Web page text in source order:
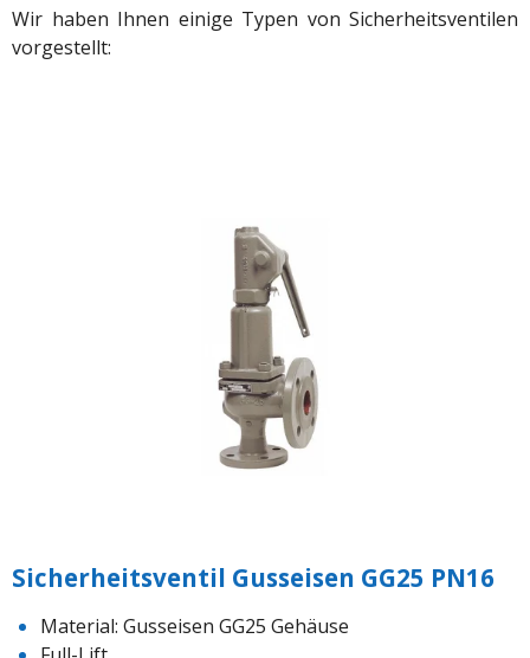
Wir haben Ihnen einige Typen von Sicherheitsventilen
vorgestellt:
Sicherheitsventil Gusseisen GG25 PN16
Material: Gusseisen GG25 Gehäuse